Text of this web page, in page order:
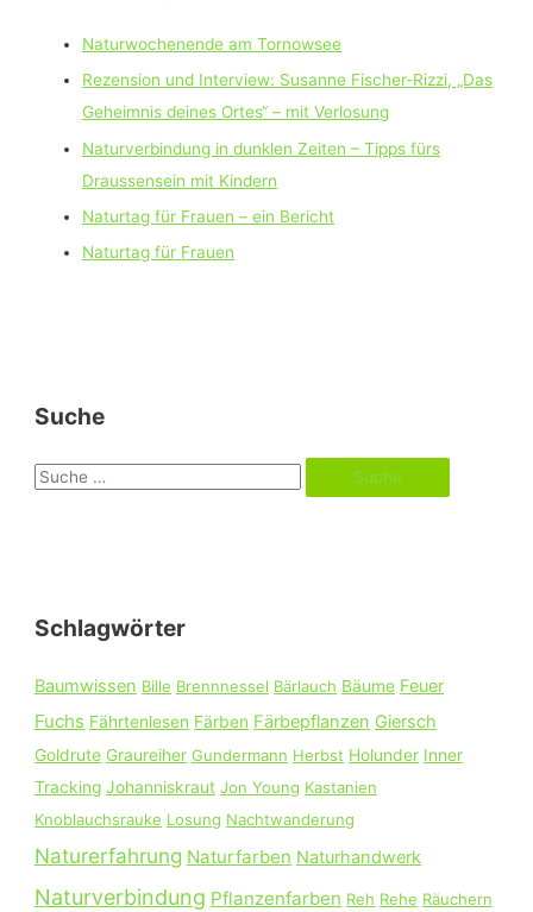
Naturwochenende am Tornowsee
Rezension und Interview: Susanne Fischer-Rizzi, „Das
Geheimnis deines Ortes“ – mit Verlosung
Naturverbindung in dunklen Zeiten – Tipps fürs
Draussensein mit Kindern
Naturtag für Frauen – ein Bericht
Naturtag für Frauen
Suche
S
n
a
c
h
:
Schlagwörter
Baumwissen Bille Brennnessel Bärlauch Bäume Feuer
Fuchs Fährtenlesen Färben Färbepflanzen Giersch
Goldrute Graureiher Gundermann Herbst Holunder Inner
Tracking Johanniskraut Jon Young Kastanien
Knoblauchsrauke Losung Nachtwanderung
Naturerfahrung Naturfarben Naturhandwerk
Naturverbindung Pflanzenfarben Reh Rehe Räuchern